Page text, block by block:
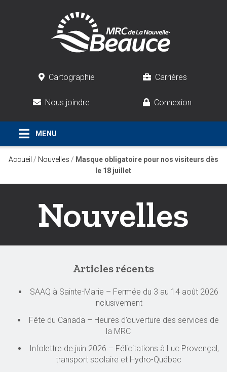
Cartographie Carrières
Nous joindre Connexion
Accueil / Nouvelles / Masque obligatoire pour nos visiteurs dès
le 18 juillet
Nouvelles
Articles récents
SAAQ à Sainte-Marie – Fermée du 3 au 14 août 2026
inclusivement
Fête du Canada – Heures d’ouverture des services de
la MRC
Infolettre de juin 2026 – Félicitations à Luc Provençal,
transport scolaire et Hydro-Québec